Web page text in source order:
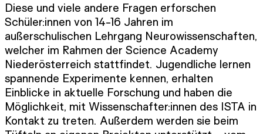
Diese und viele andere Fragen erforschen
Schüler:innen von 14-16 Jahren im
außerschulischen Lehrgang Neurowissenschaften,
welcher im Rahmen der Science Academy
Niederösterreich stattfindet. Jugendliche lernen
spannende Experimente kennen, erhalten
Einblicke in aktuelle Forschung und haben die
Möglichkeit, mit Wissenschafter:innen des ISTA in
Kontakt zu treten. Außerdem werden sie beim